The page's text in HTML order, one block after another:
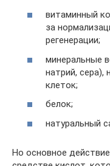
витаминный
за
регенерации;
минеральные
натрий, сера),
клеток;
белок;
натуральный
Но основное